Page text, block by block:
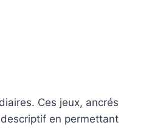
Ces jeux, ancrés
en permettant